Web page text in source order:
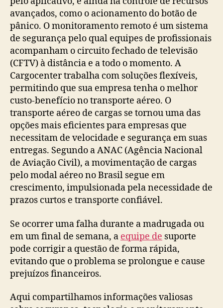
avançados, como o acionamento do botão de
pânico. O monitoramento remoto é um sistema
de segurança pelo qual equipes de profissionais
acompanham o circuito fechado de televisão
(CFTV) à distância e a todo o momento. A
Cargocenter trabalha com soluções flexíveis,
permitindo que sua empresa tenha o melhor
custo-benefício no transporte aéreo. O
transporte aéreo de cargas se tornou uma das
opções mais eficientes para empresas que
necessitam de velocidade e segurança em suas
entregas. Segundo a ANAC (Agência Nacional
de Aviação Civil), a movimentação de cargas
pelo modal aéreo no Brasil segue em
crescimento, impulsionada pela necessidade de
prazos curtos e transporte confiável.
Se ocorrer uma falha durante a madrugada ou
em um final de semana, a equipe de suporte
pode corrigir a questão de forma rápida,
evitando que o problema se prolongue e cause
prejuízos financeiros.
Aqui compartilhamos informações valiosas